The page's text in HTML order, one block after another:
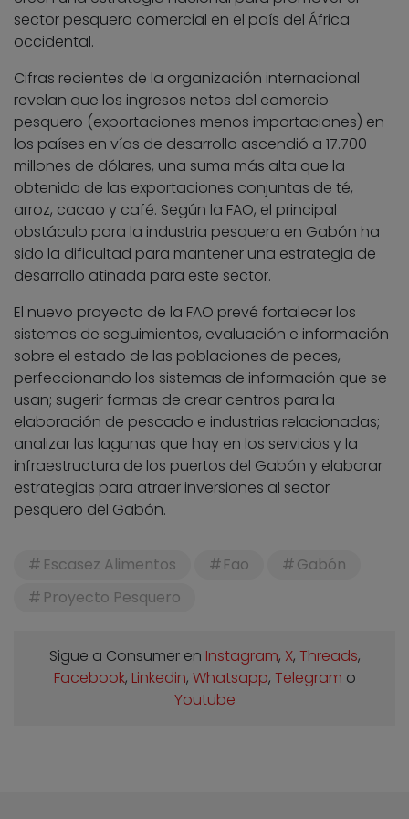
sector pesquero comercial en el país del África
occidental.
Cifras recientes de la organización internacional
revelan que los ingresos netos del comercio
pesquero (exportaciones menos importaciones) en
los países en vías de desarrollo ascendió a 17.700
millones de dólares, una suma más alta que la
obtenida de las exportaciones conjuntas de té,
arroz, cacao y café. Según la FAO, el principal
obstáculo para la industria pesquera en Gabón ha
sido la dificultad para mantener una estrategia de
desarrollo atinada para este sector.
El nuevo proyecto de la FAO prevé fortalecer los
sistemas de seguimientos, evaluación e información
sobre el estado de las poblaciones de peces,
perfeccionando los sistemas de información que se
usan; sugerir formas de crear centros para la
elaboración de pescado e industrias relacionadas;
analizar las lagunas que hay en los servicios y la
infraestructura de los puertos del Gabón y elaborar
estrategias para atraer inversiones al sector
pesquero del Gabón.
Escasez Alimentos Fao
Gabón
Proyecto Pesquero
Sigue a Consumer en Instagram, X, Threads,
Facebook, Linkedin, Whatsapp, Telegram o
Youtube